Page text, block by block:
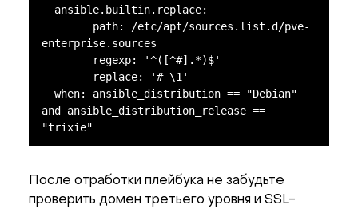
enterprise.sources
and ansible_distribution_release ==
"trixie"
После отработки плейбука не забудьте
проверить домен третьего уровня и SSL-